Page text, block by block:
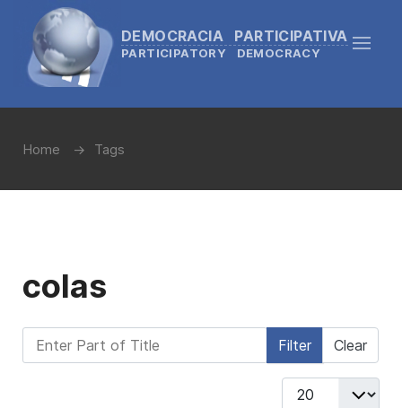
DEMOCRACIA PARTICIPATIVA
PARTICIPATORY DEMOCRACY
Home Tags
colas
Enter Part of Title Filter Clear
Display #